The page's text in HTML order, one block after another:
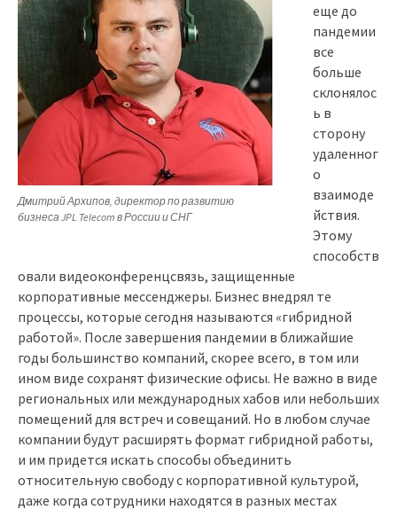
Дмитрий Архипов, директор по развитию
бизнеса JPL Telecom в России и СНГ
еще до
пандемии
все
больше
склонялос
ь в
сторону
удаленног
о
взаимоде
йствия.
Этому
способств
овали видеоконференцсвязь, защищенные
корпоративные мессенджеры. Бизнес внедрял те
процессы, которые сегодня называются «гибридной
работой». После завершения пандемии в ближайшие
годы большинство компаний, скорее всего, в том или
ином виде сохранят физические офисы. Не важно в виде
региональных или международных хабов или небольших
помещений для встреч и совещаний. Но в любом случае
компании будут расширять формат гибридной работы,
и им придется искать способы объединить
относительную свободу с корпоративной культурой,
даже когда сотрудники находятся в разных местах